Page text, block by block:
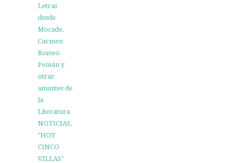
Letras
desde
Mocade.
Carmen
Romeo
Pemán y
otras
amantes de
la
Literatura
NOTICIAS.
"HOY
CINCO
VILLAS"